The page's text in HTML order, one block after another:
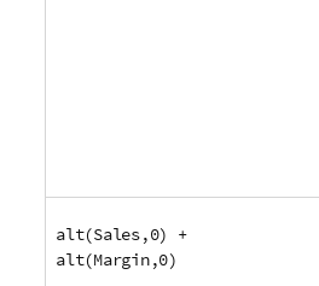
alt(Sales,0) +
alt(Margin,0)